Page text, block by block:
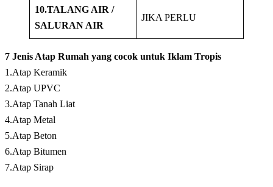
10.TALANG AIR /
SALURAN AIR
JIKA PERLU
7 Jenis Atap Rumah yang cocok untuk Iklam Tropis
1.Atap Keramik
2.Atap UPVC
3.Atap Tanah Liat
4.Atap Metal
5.Atap Beton
6.Atap Bitumen
7.Atap Sirap